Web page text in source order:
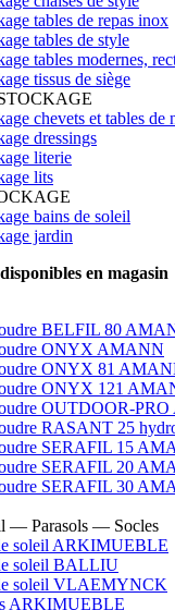
tables de repas inox
tables de style
tables modernes,
tissus de siège
chevets et tables de
dressings
literie
lits
bains de soleil
jardin
en magasin
BELFIL 80
ONYX AMANN
ONYX 81
ONYX 121
OUTDOOR-
RASANT 25
SERAFIL 15
SERAFIL 20
SERAFIL 30
— Parasols — Socles
soleil ARKIMUEBLE
soleil BALLIU
soleil VLAEMYNCK
ARKIMUEBLE